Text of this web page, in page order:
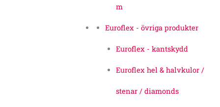
m
Euroflex - övriga produkter
Euroflex - kantskydd
Euroflex hel & halvkulor /
stenar / diamonds